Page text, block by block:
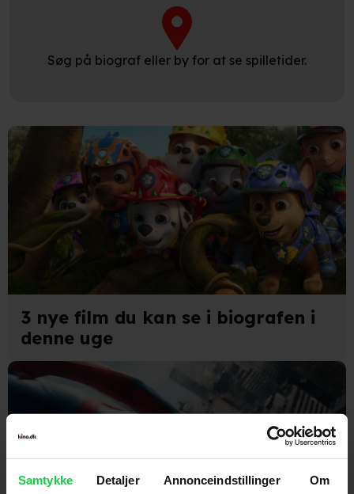
Samtykke Detaljer Annonceindstillinger Om
Søg på biograf eller by for at se spilletider.
3 nye film du kan se i biografen i
denne uge